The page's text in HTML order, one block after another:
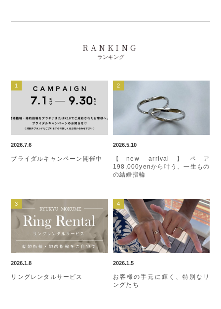
RANKING
ランキング
2026.7.6
ブライダルキャンペーン開催中
2026.5.10
【new arrival】ペア
198,000yenから叶う、一生もの
の結婚指輪
2026.1.8
リングレンタルサービス
2026.1.5
お客様の手元に輝く、特別なリ
ングたち